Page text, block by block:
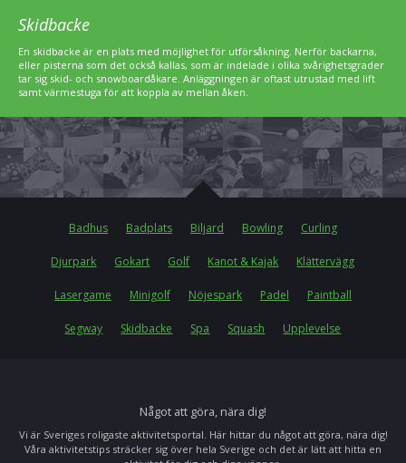
Skidbacke
En skidbacke är en plats med möjlighet för utförsåkning. Nerför backarna,
eller pisterna som det också kallas, som är indelade i olika svårighetsgrader
tar sig skid- och snowboardåkare. Anläggningen är oftast utrustad med lift
samt värmestuga för att koppla av mellan åken.
Badhus Badplats Biljard Bowling Curling
Djurpark Gokart Golf Kanot & Kajak Klättervägg
Lasergame Minigolf Nöjespark Padel Paintball
Segway Skidbacke Spa Squash Upplevelse
Något att göra, nära dig!
Vi är Sveriges roligaste aktivitetsportal. Här hittar du något att göra, nära dig!
Våra aktivitetstips sträcker sig över hela Sverige och det är lätt att hitta en